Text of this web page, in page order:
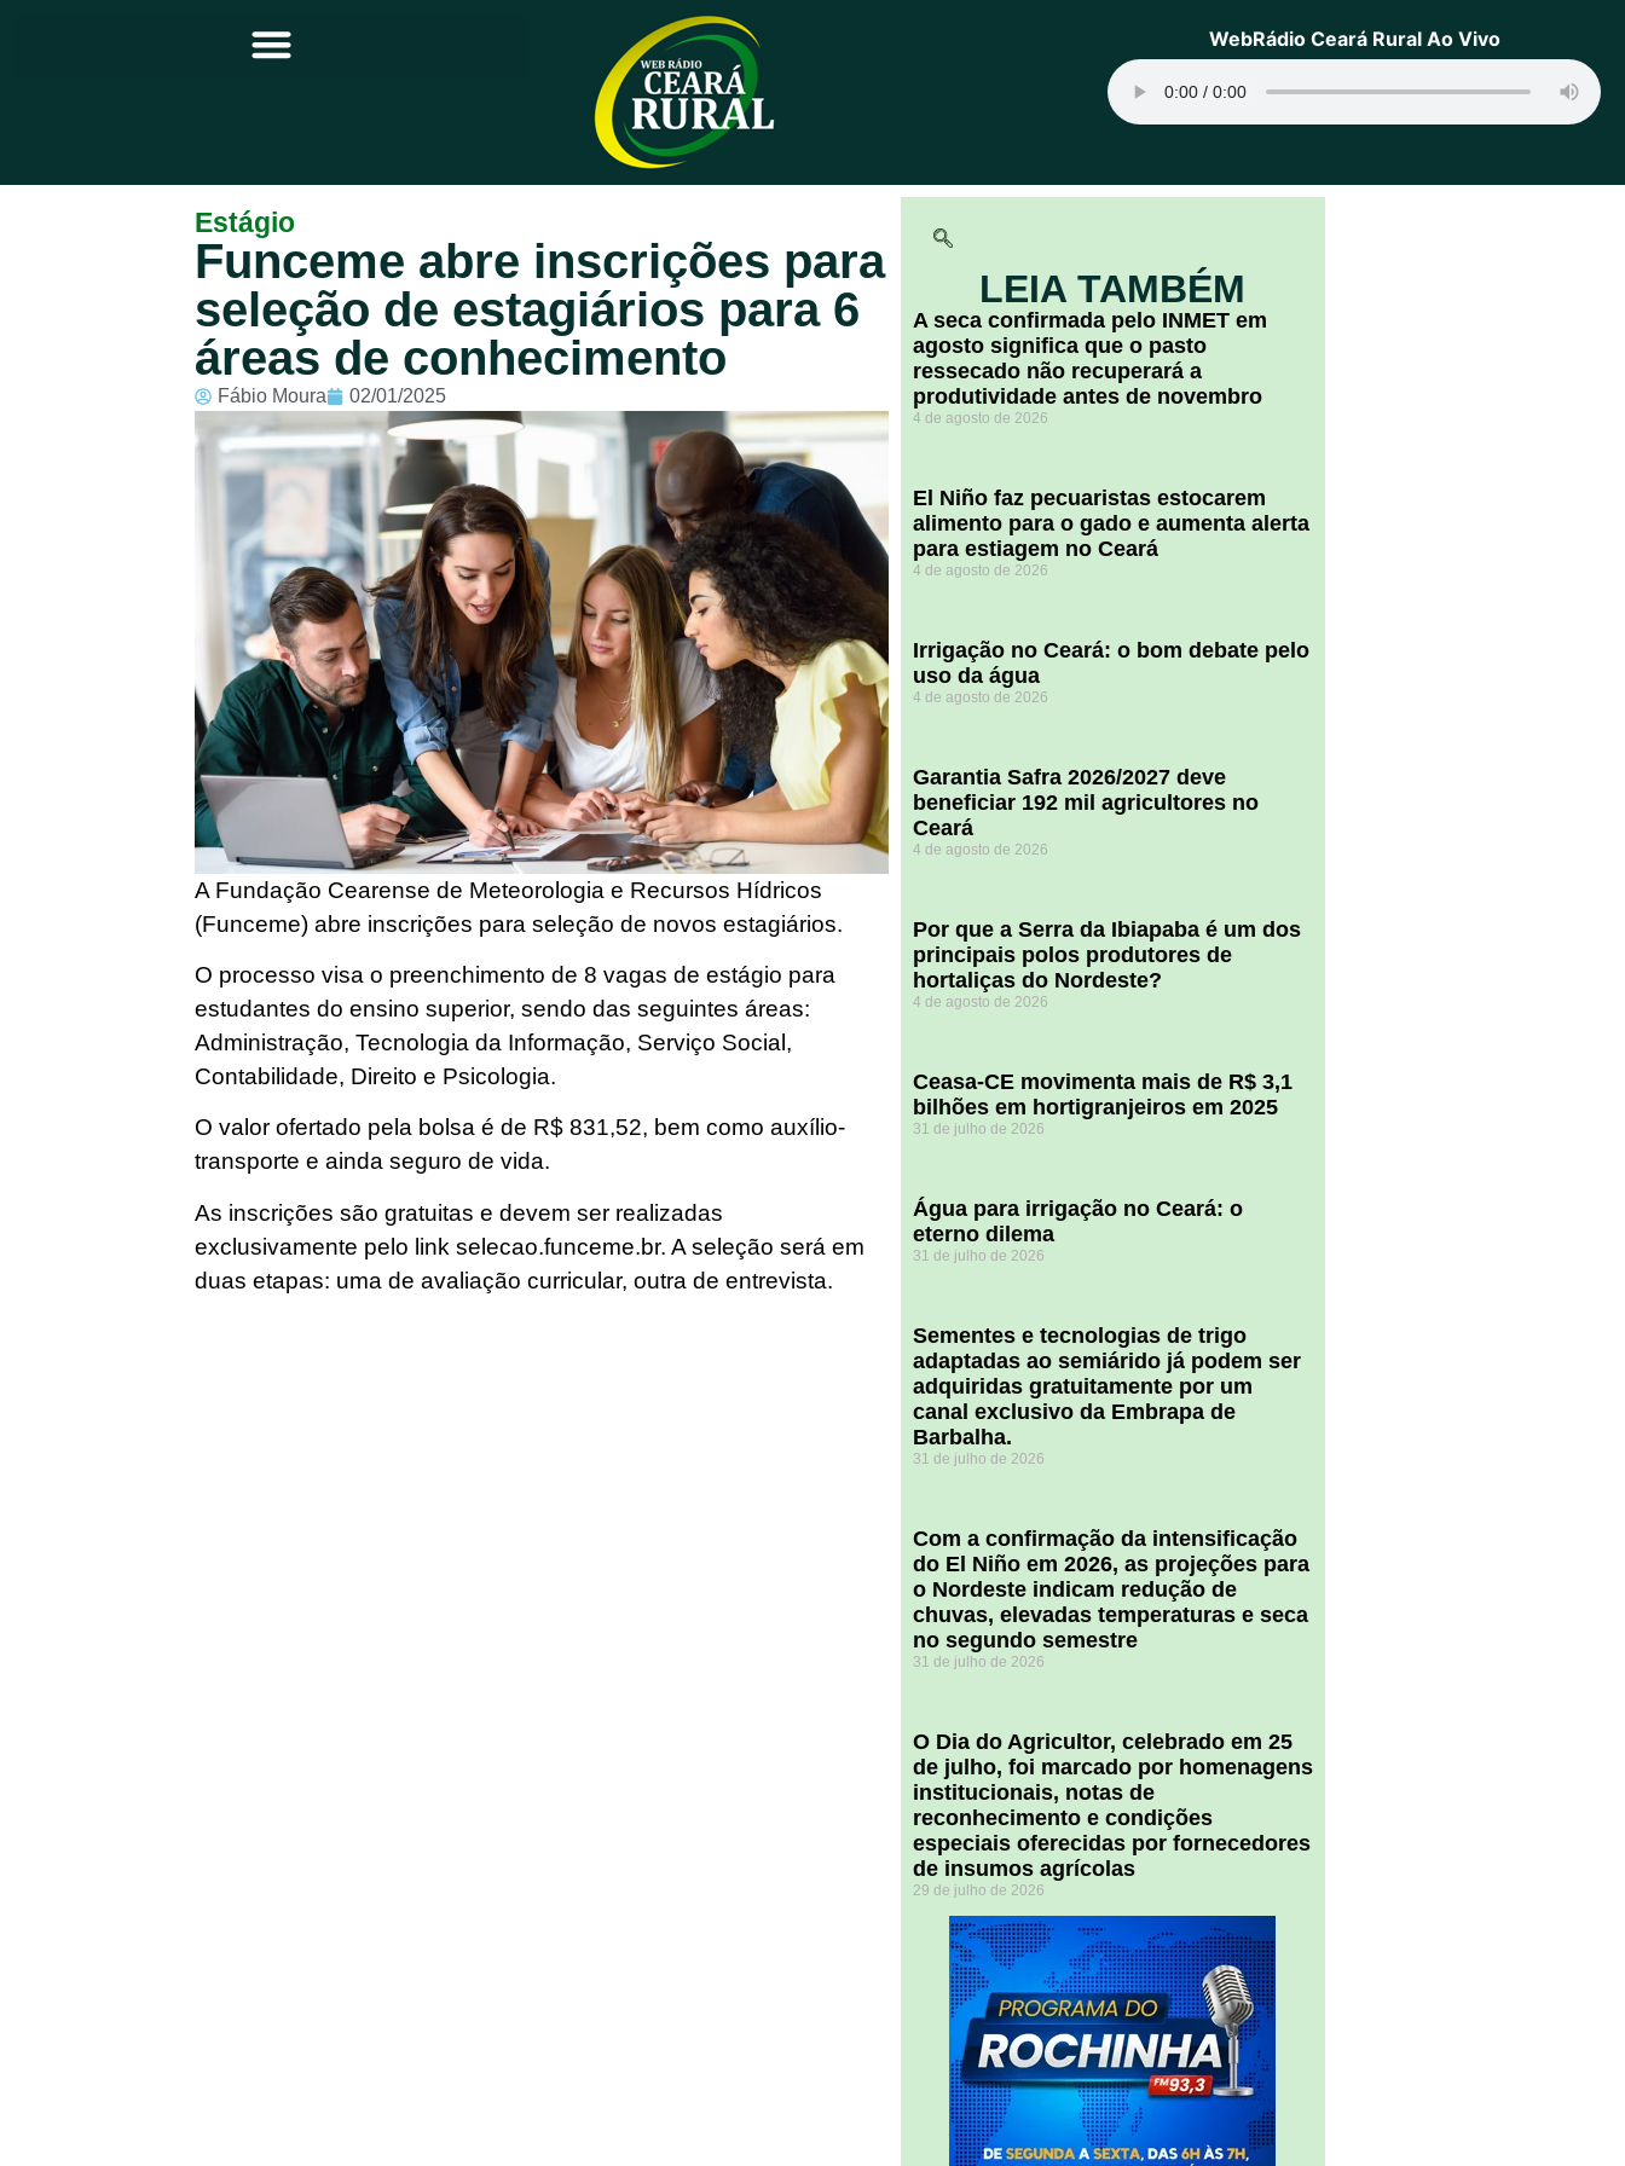
Principal
Notícias
Programação
Equipe
Contato
Sobre
WebRádio Ceará Rural Ao Vivo
Estágio
Funceme abre inscrições para
seleção de estagiários para 6
áreas de conhecimento
Fábio Moura 02/01/2025
A Fundação Cearense de Meteorologia e Recursos Hídricos
(Funceme) abre inscrições para seleção de novos estagiários.
O processo visa o preenchimento de 8 vagas de estágio para
estudantes do ensino superior, sendo das seguintes áreas:
Administração, Tecnologia da Informação, Serviço Social,
Contabilidade, Direito e Psicologia.
O valor ofertado pela bolsa é de R$ 831,52, bem como auxílio-
transporte e ainda seguro de vida.
As inscrições são gratuitas e devem ser realizadas
exclusivamente pelo link selecao.funceme.br. A seleção será em
duas etapas: uma de avaliação curricular, outra de entrevista.
LEIA TAMBÉM
A seca confirmada pelo INMET em
agosto significa que o pasto
ressecado não recuperará a
produtividade antes de novembro
4 de agosto de 2026
El Niño faz pecuaristas estocarem
alimento para o gado e aumenta alerta
para estiagem no Ceará
4 de agosto de 2026
Irrigação no Ceará: o bom debate pelo
uso da água
4 de agosto de 2026
Garantia Safra 2026/2027 deve
beneficiar 192 mil agricultores no
Ceará
4 de agosto de 2026
Por que a Serra da Ibiapaba é um dos
principais polos produtores de
hortaliças do Nordeste?
4 de agosto de 2026
Ceasa-CE movimenta mais de R$ 3,1
bilhões em hortigranjeiros em 2025
31 de julho de 2026
Água para irrigação no Ceará: o
eterno dilema
31 de julho de 2026
Sementes e tecnologias de trigo
adaptadas ao semiárido já podem ser
adquiridas gratuitamente por um
canal exclusivo da Embrapa de
Barbalha.
31 de julho de 2026
Com a confirmação da intensificação
do El Niño em 2026, as projeções para
o Nordeste indicam redução de
chuvas, elevadas temperaturas e seca
no segundo semestre
31 de julho de 2026
O Dia do Agricultor, celebrado em 25
de julho, foi marcado por homenagens
institucionais, notas de
reconhecimento e condições
especiais oferecidas por fornecedores
de insumos agrícolas
29 de julho de 2026